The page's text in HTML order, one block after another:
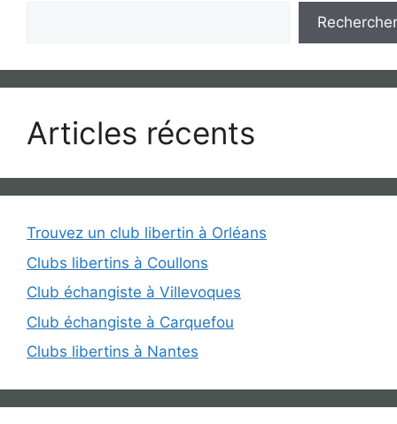
Rechercher
Articles récents
Trouvez un club libertin à Orléans
Clubs libertins à Coullons
Club échangiste à Villevoques
Club échangiste à Carquefou
Clubs libertins à Nantes